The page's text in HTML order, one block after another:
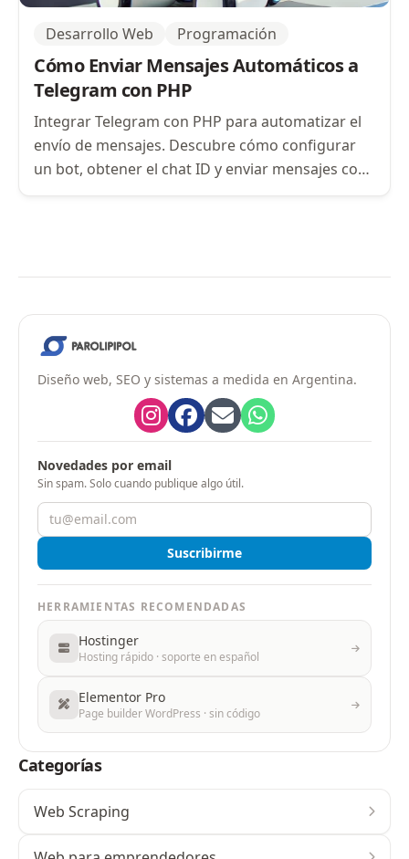
Desarrollo Web Programación
Cómo Enviar Mensajes Automáticos a
Telegram con PHP
Integrar Telegram con PHP para automatizar el
envío de mensajes. Descubre cómo configurar
un bot, obtener el chat ID y enviar mensajes con
Diseño web, SEO y sistemas a medida en Argentina.
Novedades por email
Sin spam. Solo cuando publique algo útil.
Suscribirme
HERRAMIENTAS RECOMENDADAS
Hostinger
Hosting rápido · soporte en español
Elementor Pro
Page builder WordPress · sin código
Categorías
Web Scraping